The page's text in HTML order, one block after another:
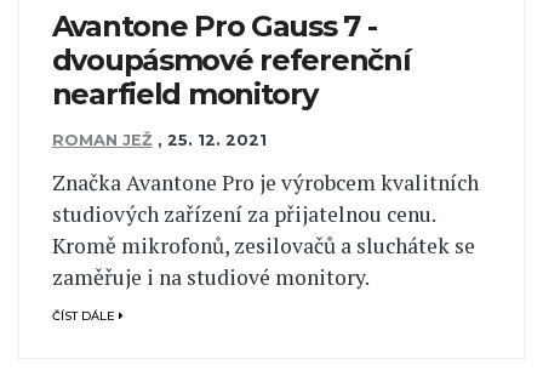
Avantone Pro Gauss 7 -
dvoupásmové referenční
nearfield monitory
ROMAN JEŽ , 25. 12. 2021
Značka Avantone Pro je výrobcem kvalitních
studiových zařízení za přijatelnou cenu.
Kromě mikrofonů, zesilovačů a sluchátek se
zaměřuje i na studiové monitory.
ČÍST DÁLE